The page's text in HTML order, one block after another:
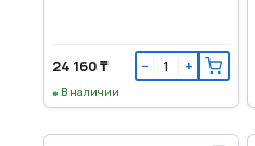
24 160 ₸ − +
В наличии